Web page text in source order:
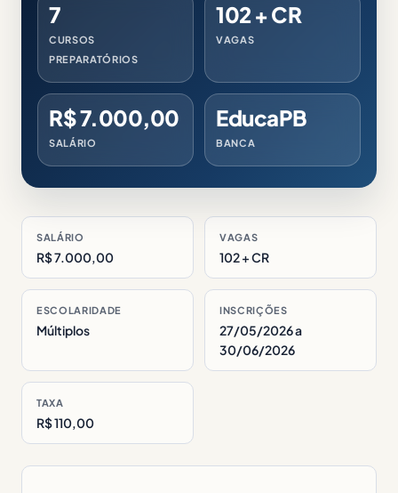
7
CURSOS
PREPARATÓRIOS
102 + CR
VAGAS
R$ 7.000,00
SALÁRIO
EducaPB
BANCA
SALÁRIO
R$ 7.000,00
VAGAS
102 + CR
ESCOLARIDADE
Múltiplos
INSCRIÇÕES
27/05/2026 a
30/06/2026
TAXA
R$ 110,00